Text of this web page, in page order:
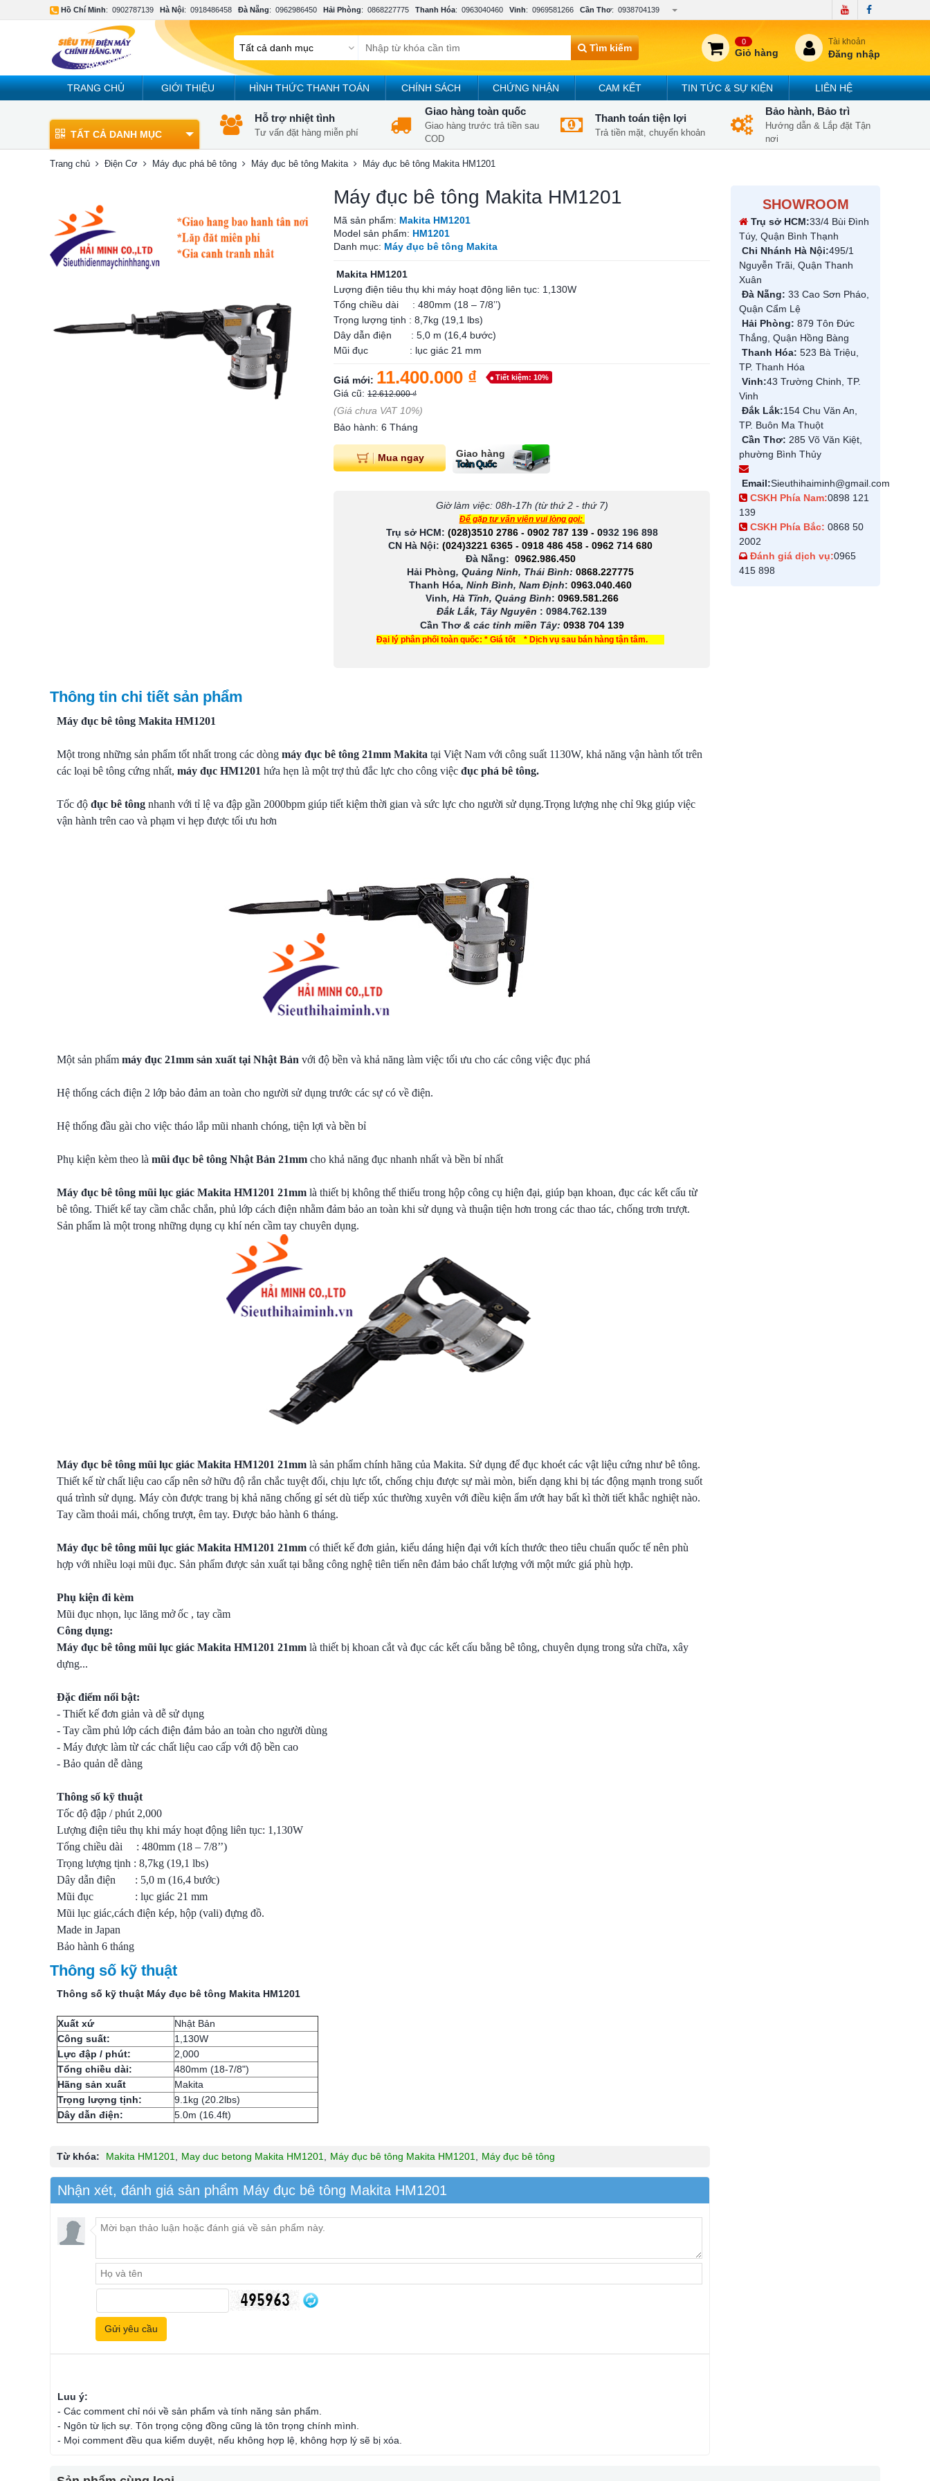
Hồ Chí Minh: 0902787139 Hà Nội: 0918486458 Đà Nẵng: 0962986450 Hải Phòng: 0868227775 Thanh Hóa: 0963040460 Vinh: 0969581266 Cần Thơ: 0938704139
Tìm kiếm
0
Giỏ hàng
Tài khoản
Đăng nhập
TRANG CHỦ GIỚI THIỆU HÌNH THỨC THANH TOÁN CHÍNH SÁCH CHỨNG NHẬN CAM KẾT TIN TỨC & SỰ KIỆN LIÊN HỆ
TẤT CẢ DANH MỤC
Hỗ trợ nhiệt tình
Tư vấn đặt hàng miễn phí
Giao hàng toàn quốc
Giao hàng trước trả tiền sau
COD
Thanh toán tiện lợi
Trả tiền mặt, chuyển khoản
Bảo hành, Bảo trì
Hướng dẫn & Lắp đặt Tận
nơi
Trang chủ Điện Cơ Máy đục phá bê tông Máy đục bê tông Makita Máy đục bê tông Makita HM1201
Máy đục bê tông Makita HM1201
Mã sản phẩm: Makita HM1201
Model sản phẩm: HM1201
Danh mục: Máy đục bê tông Makita
Makita HM1201
Lượng điện tiêu thụ khi máy hoạt động liên tục: 1,130W
Tổng chiều dài : 480mm (18 – 7/8’’)
Trọng lượng tịnh : 8,7kg (19,1 lbs)
Dây dẫn điện : 5,0 m (16,4 bước)
Mũi đục : lục giác 21 mm
Giá mới: 11.400.000 ₫ Tiết kiệm: 10%
Giá cũ: 12.612.000 ₫
(Giá chưa VAT 10%)
Bảo hành: 6 Tháng
Mua ngay Giao hàng
Toàn Quốc
Giờ làm việc: 08h-17h (từ thứ 2 - thứ 7)
Để gặp tư vấn viên vui lòng gọi:
Trụ sở HCM: (028)3510 2786 - 0902 787 139- 0932 196 898
CN Hà Nội: (024)3221 6365 - 0918 486 458 - 0962 714 680
Đà Nẵng: 0962.986.450
Hải Phòng, Quảng Ninh, Thái Bình: 0868.227775
Thanh Hóa, Ninh Bình, Nam Định: 0963.040.460
Vinh, Hà Tĩnh, Quảng Bình: 0969.581.266
Đắk Lắk, Tây Nguyên : 0984.762.139
Cần Thơ & các tỉnh miền Tây: 0938 704 139
Đại lý phân phối toàn quốc: * Giá tốt * Dịch vụ sau bán hàng tận tâm.
SHOWROOM
Trụ sở HCM:33/4 Bùi Đình
Túy, Quận Bình Thạnh
Chi Nhánh Hà Nội:495/1
Nguyễn Trãi, Quận Thanh
Xuân
Đà Nẵng: 33 Cao Sơn Pháo,
Quận Cẩm Lệ
Hải Phòng: 879 Tôn Đức
Thắng, Quận Hồng Bàng
Thanh Hóa: 523 Bà Triệu,
TP. Thanh Hóa
Vinh:43 Trường Chinh, TP.
Vinh
Đắk Lắk:154 Chu Văn An,
TP. Buôn Ma Thuột
Cần Thơ: 285 Võ Văn Kiệt,
phường Bình Thủy
Email:Sieuthihaiminh@gmail.com
CSKH Phía Nam:0898 121
139
CSKH Phía Bắc: 0868 50
2002
Đánh giá dịch vụ:0965
415 898
Thông tin chi tiết sản phẩm
Máy đục bê tông Makita HM1201
Một trong những sản phẩm tốt nhất trong các dòng máy đục bê tông 21mm Makita tại Việt Nam với công suất 1130W, khả năng vận hành tốt trên
các loại bê tông cứng nhất, máy đục HM1201 hứa hẹn là một trợ thủ đắc lực cho công việc đục phá bê tông.
Tốc độ đục bê tông nhanh với tỉ lệ va đập gần 2000bpm giúp tiết kiệm thời gian và sức lực cho người sử dụng.Trọng lượng nhẹ chỉ 9kg giúp việc
vận hành trên cao và phạm vi hẹp được tối ưu hơn
Một sản phẩm máy đục 21mm sản xuất tại Nhật Bản với độ bền và khả năng làm việc tối ưu cho các công việc đục phá
Hệ thống cách điện 2 lớp bảo đảm an toàn cho người sử dụng trước các sự có về điện.
Hệ thống đầu gài cho việc tháo lắp mũi nhanh chóng, tiện lợi và bền bỉ
Phụ kiện kèm theo là mũi đục bê tông Nhật Bản 21mm cho khả năng đục nhanh nhất và bền bỉ nhất
Máy đục bê tông mũi lục giác Makita HM1201 21mm là thiết bị không thể thiếu trong hộp công cụ hiện đại, giúp bạn khoan, đục các kết cấu từ
bê tông. Thiết kế tay cầm chắc chắn, phủ lớp cách điện nhằm đảm bảo an toàn khi sử dụng và thuận tiện hơn trong các thao tác, chống trơn trượt.
Sản phẩm là một trong những dụng cụ khí nén cầm tay chuyên dụng.
Máy đục bê tông mũi lục giác Makita HM1201 21mm là sản phẩm chính hãng của Makita. Sử dụng để đục khoét các vật liệu cứng như bê tông.
Thiết kế từ chất liệu cao cấp nên sở hữu độ rắn chắc tuyệt đối, chịu lực tốt, chống chịu được sự mài mòn, biến dạng khi bị tác động mạnh trong suốt
quá trình sử dụng. Máy còn được trang bị khả năng chống gỉ sét dù tiếp xúc thường xuyên với điều kiện ẩm ướt hay bất kì thời tiết khắc nghiệt nào.
Tay cầm thoải mái, chống trượt, êm tay. Được bảo hành 6 tháng.
Máy đục bê tông mũi lục giác Makita HM1201 21mm có thiết kế đơn giản, kiểu dáng hiện đại với kích thước theo tiêu chuẩn quốc tế nên phù
hợp với nhiều loại mũi đục. Sản phẩm được sản xuất tại bằng công nghệ tiên tiến nên đảm bảo chất lượng với một mức giá phù hợp.
Phụ kiện đi kèm
Mũi đục nhọn, lục lăng mở ốc , tay cầm
Công dụng:
Máy đục bê tông mũi lục giác Makita HM1201 21mm là thiết bị khoan cắt và đục các kết cấu bằng bê tông, chuyên dụng trong sửa chữa, xây
dựng...
Đặc điểm nổi bật:
- Thiết kế đơn giản và dễ sử dụng
- Tay cầm phủ lớp cách điện đảm bảo an toàn cho người dùng
- Máy được làm từ các chất liệu cao cấp với độ bền cao
- Bảo quản dễ dàng
Thông số kỹ thuật
Tốc độ đập / phút 2,000
Lượng điện tiêu thụ khi máy hoạt động liên tục: 1,130W
Tổng chiều dài : 480mm (18 – 7/8’’)
Trọng lượng tịnh : 8,7kg (19,1 lbs)
Dây dẫn điện : 5,0 m (16,4 bước)
Mũi đục : lục giác 21 mm
Mũi lục giác,cách điện kép, hộp (vali) đựng đồ.
Made in Japan
Bảo hành 6 tháng
Thông số kỹ thuật
Thông số kỹ thuật Máy đục bê tông Makita HM1201
Xuất xứ
Nhật Bản
Công suất:
1,130W
Lực đập / phút:
2,000
Tổng chiều dài:
480mm (18-7/8")
Hãng sản xuất
Makita
Trọng lượng tịnh:
9.1kg (20.2lbs)
Dây dẫn điện:
5.0m (16.4ft)
Từ khóa: Makita HM1201 May duc betong Makita HM1201 Máy đục bê tông Makita HM1201 Máy đục bê tông
Nhận xét, đánh giá sản phẩm Máy đục bê tông Makita HM1201
Luu ý:
- Các comment chỉ nói về sản phẩm và tính năng sản phẩm.
- Ngôn từ lịch sự. Tôn trọng cộng đồng cũng là tôn trọng chính mình.
- Mọi comment đều qua kiểm duyệt, nếu không hợp lệ, không hợp lý sẽ bị xóa.